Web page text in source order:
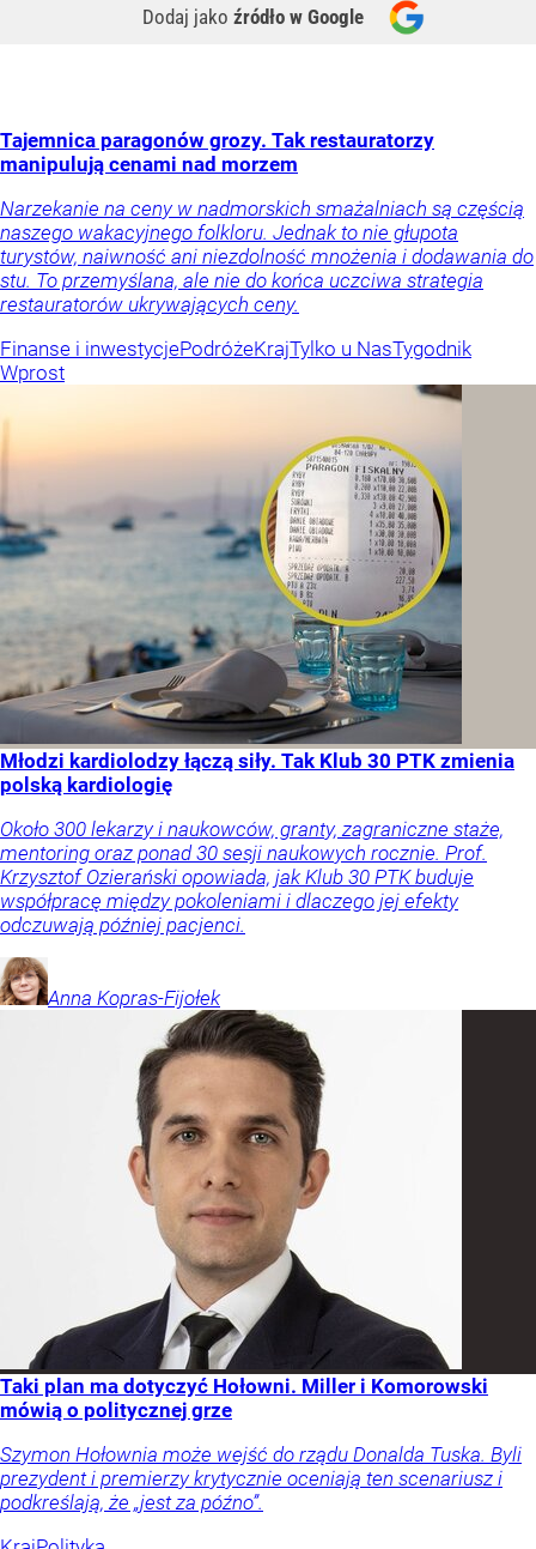
Dodaj jako źródło w Google
Tajemnica paragonów grozy. Tak restauratorzy
manipulują cenami nad morzem
Narzekanie na ceny w nadmorskich smażalniach są częścią
naszego wakacyjnego folkloru. Jednak to nie głupota
turystów, naiwność ani niezdolność mnożenia i dodawania do
stu. To przemyślana, ale nie do końca uczciwa strategia
restauratorów ukrywających ceny.
Finanse i inwestycjePodróżeKrajTylko u NasTygodnik
Wprost
Młodzi kardiolodzy łączą siły. Tak Klub 30 PTK zmienia
polską kardiologię
Około 300 lekarzy i naukowców, granty, zagraniczne staże,
mentoring oraz ponad 30 sesji naukowych rocznie. Prof.
Krzysztof Ozierański opowiada, jak Klub 30 PTK buduje
współpracę między pokoleniami i dlaczego jej efekty
odczuwają później pacjenci.
Anna Kopras-Fijołek
Taki plan ma dotyczyć Hołowni. Miller i Komorowski
mówią o politycznej grze
Szymon Hołownia może wejść do rządu Donalda Tuska. Byli
prezydent i premierzy krytycznie oceniają ten scenariusz i
podkreślają, że „jest za późno”.